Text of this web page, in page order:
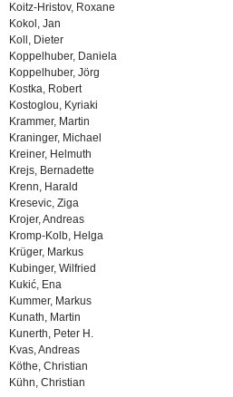
Koitz-Hristov, Roxane
Kokol, Jan
Koll, Dieter
Koppelhuber, Daniela
Koppelhuber, Jörg
Kostka, Robert
Kostoglou, Kyriaki
Krammer, Martin
Kraninger, Michael
Kreiner, Helmuth
Krejs, Bernadette
Krenn, Harald
Kresevic, Ziga
Krojer, Andreas
Kromp-Kolb, Helga
Krüger, Markus
Kubinger, Wilfried
Kukić, Ena
Kummer, Markus
Kunath, Martin
Kunerth, Peter H.
Kvas, Andreas
Köthe, Christian
Kühn, Christian